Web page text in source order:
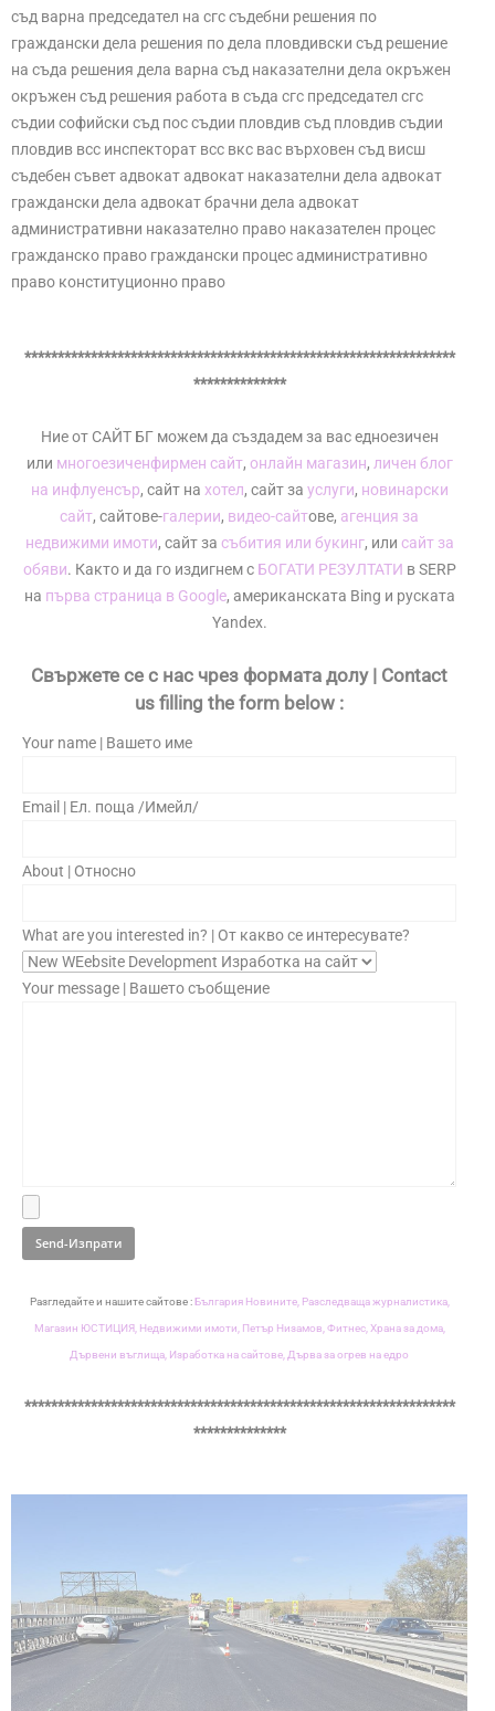
съд варна председател на сгс съдебни решения по
граждански дела решения по дела пловдивски съд решение
на съда решения дела варна съд наказателни дела окръжен
окръжен съд решения работа в съда сгс председател сгс
съдии софийски съд пос съдии пловдив съд пловдив съдии
пловдив всс инспекторат всс вкс вас върховен съд висш
съдебен съвет адвокат адвокат наказателни дела адвокат
граждански дела адвокат брачни дела адвокат
административни наказателно право наказателен процес
гражданско право граждански процес административно
право конституционно право
*****************************************************************
**************
Ние от САЙТ БГ можем да създадем за вас едноезичен
или многоезиченфирмен сайт, онлайн магазин, личен блог
на инфлуенсър, сайт на хотел, сайт за услуги, новинарски
сайт, сайтове-галерии, видео-сайтове, агенция за
недвижими имоти, сайт за събития или букинг, или сайт за
обяви. Както и да го издигнем с БОГАТИ РЕЗУЛТАТИ в SERP
на първа страница в Google, американската Bing и руската
Yandex.
Свържете се с нас чрез формата долу | Contact
us filling the form below :
Your name | Вашето име
Email | Ел. поща /Имейл/
About | Относно
What are you interested in? | От какво се интересувате?
Your message | Вашето съобщение
Разгледайте и нашите сайтове :България Новините, Разследваща журналистика,
Магазин ЮСТИЦИЯ, Недвижими имоти, Петър Низамов, Фитнес, Храна за дома,
Дървени въглища, Изработка на сайтове, Дърва за огрев на едро
*****************************************************************
**************